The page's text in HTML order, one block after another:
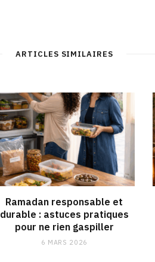
ARTICLES SIMILAIRES
Ramadan responsable et
durable : astuces pratiques
pour ne rien gaspiller
6 MARS 2026